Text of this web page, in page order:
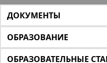
ДОКУМЕНТЫ
ОБРАЗОВАНИЕ
ОБРАЗОВАТЕЛЬНЫЕ